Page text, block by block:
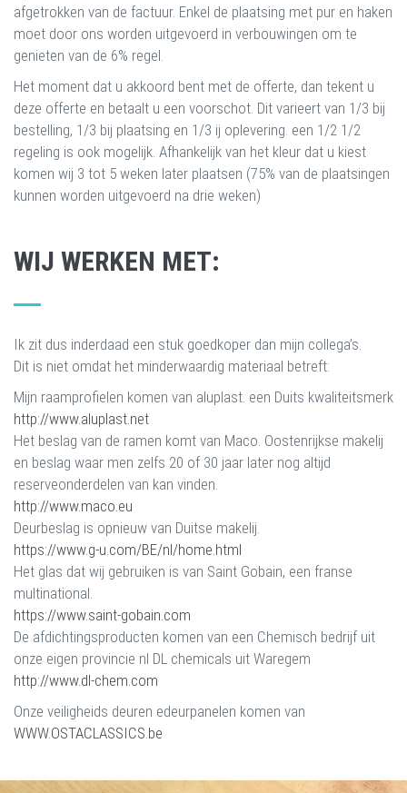
afgetrokken van de factuur. Enkel de plaatsing met pur en haken
moet door ons worden uitgevoerd in verbouwingen om te
genieten van de 6% regel.
Het moment dat u akkoord bent met de offerte, dan tekent u
deze offerte en betaalt u een voorschot. Dit varieert van 1/3 bij
bestelling, 1/3 bij plaatsing en 1/3 ij oplevering. een 1/2 1/2
regeling is ook mogelijk. Afhankelijk van het kleur dat u kiest
komen wij 3 tot 5 weken later plaatsen (75% van de plaatsingen
kunnen worden uitgevoerd na drie weken)
WIJ WERKEN MET:
Ik zit dus inderdaad een stuk goedkoper dan mijn collega’s.
Dit is niet omdat het minderwaardig materiaal betreft:
Mijn raamprofielen komen van aluplast. een Duits kwaliteitsmerk
http://www.aluplast.net
Het beslag van de ramen komt van Maco. Oostenrijkse makelij
en beslag waar men zelfs 20 of 30 jaar later nog altijd
reserveonderdelen van kan vinden.
http://www.maco.eu
Deurbeslag is opnieuw van Duitse makelij.
https://www.g-u.com/BE/nl/home.html
Het glas dat wij gebruiken is van Saint Gobain, een franse
multinational.
https://www.saint-gobain.com
De afdichtingsproducten komen van een Chemisch bedrijf uit
onze eigen provincie nl DL chemicals uit Waregem
http://www.dl-chem.com
Onze veiligheids deuren edeurpanelen komen van
WWW.OSTACLASSICS.be